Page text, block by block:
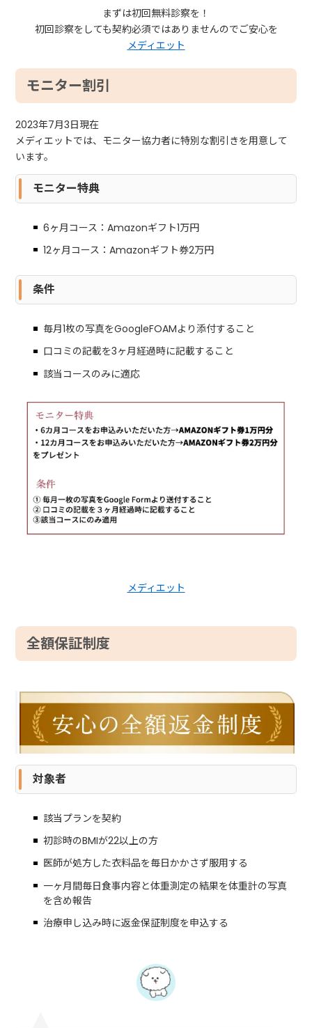
まずは初回無料診察を！
初回診察をしても契約必須ではありませんのでご安心を
メディエット
モニター割引
2023年7月3日現在
メディエットでは、モニター協力者に特別な割引きを用意して
います。
モニター特典
6ヶ月コース：Amazonギフト1万円
12ヶ月コース：Amazonギフト券2万円
条件
毎月1枚の写真をGoogleFOAMより添付すること
口コミの記載を3ヶ月経過時に記載すること
該当コースのみに適応
メディエット
全額保証制度
対象者
該当プランを契約
初診時のBMIが22以上の方
医師が処方した衣料品を毎日かかさず服用する
一ヶ月間毎日食事内容と体重測定の結果を体重計の写真
を含め報告
治療申し込み時に返金保証制度を申込する